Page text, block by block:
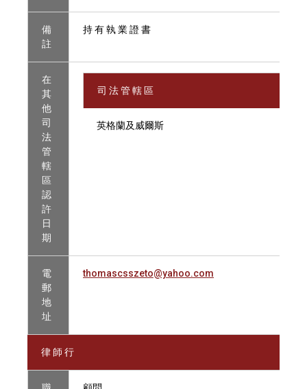
備
註
持 有 執 業 證 書
在
其
他
司
法
管
轄
區
認
許
日
期
司 法 管 轄 區
英格蘭及威爾斯
電
郵
地
址
thomascsszeto@yahoo.com
律 師 行